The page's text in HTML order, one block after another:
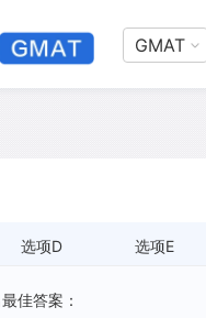
GMAT
选项D 选项E
佳答案：